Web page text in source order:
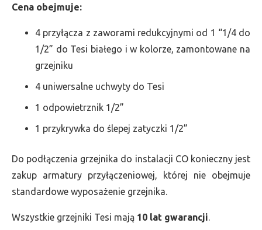
Cena obejmuje:
4 przyłącza z zaworami redukcyjnymi od 1 “1/4 do
1/2” do Tesi białego i w kolorze, zamontowane na
grzejniku
4 uniwersalne uchwyty do Tesi
1 odpowietrznik 1/2”
1 przykrywka do ślepej zatyczki 1/2”
Do podłączenia grzejnika do instalacji CO konieczny jest
zakup armatury przyłączeniowej, której nie obejmuje
standardowe wyposażenie grzejnika.
Wszystkie grzejniki Tesi mają 10 lat gwarancji.